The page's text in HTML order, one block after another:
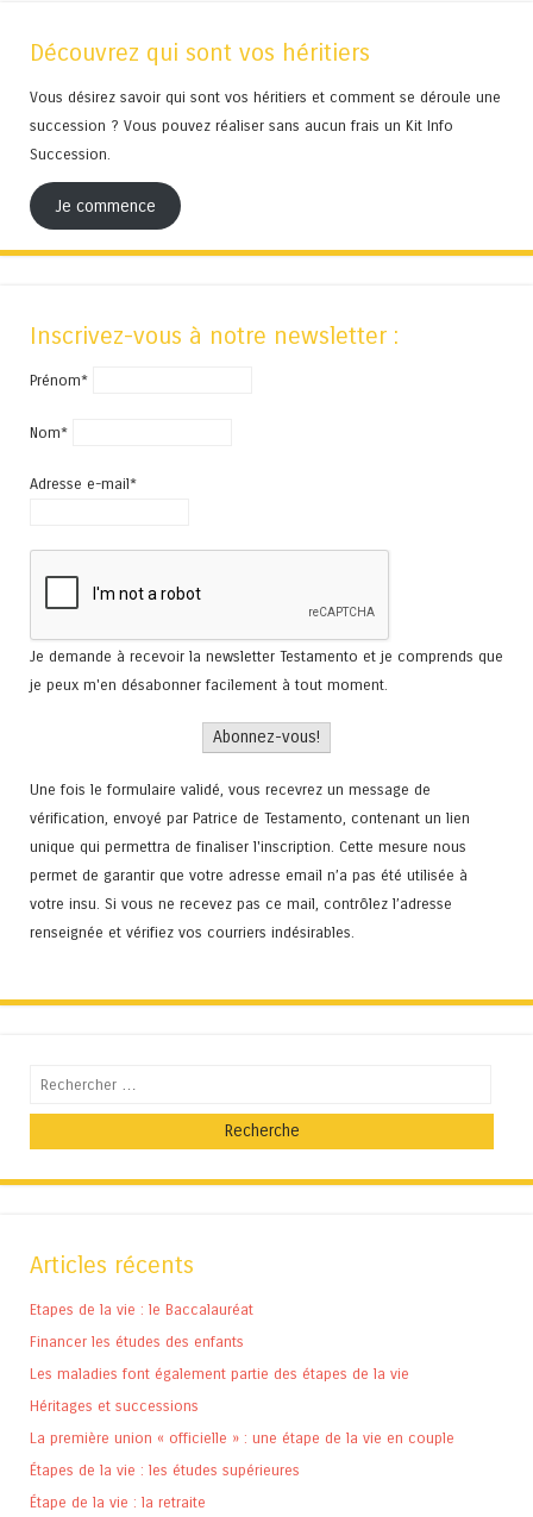
Découvrez qui sont vos héritiers
Vous désirez savoir qui sont vos héritiers et comment se déroule une
succession ? Vous pouvez réaliser sans aucun frais un Kit Info
Succession.
Je commence
Inscrivez-vous à notre newsletter :
Prénom*
Nom*
Adresse e-mail*
Je demande à recevoir la newsletter Testamento et je comprends que
je peux m'en désabonner facilement à tout moment.
Une fois le formulaire validé, vous recevrez un message de
vérification, envoyé par Patrice de Testamento, contenant un lien
unique qui permettra de finaliser l'inscription. Cette mesure nous
permet de garantir que votre adresse email n’a pas été utilisée à
votre insu. Si vous ne recevez pas ce mail, contrôlez l’adresse
renseignée et vérifiez vos courriers indésirables.
Recherche
Articles récents
Etapes de la vie : le Baccalauréat
Financer les études des enfants
Les maladies font également partie des étapes de la vie
Héritages et successions
La première union « officielle » : une étape de la vie en couple
Étapes de la vie : les études supérieures
Étape de la vie : la retraite